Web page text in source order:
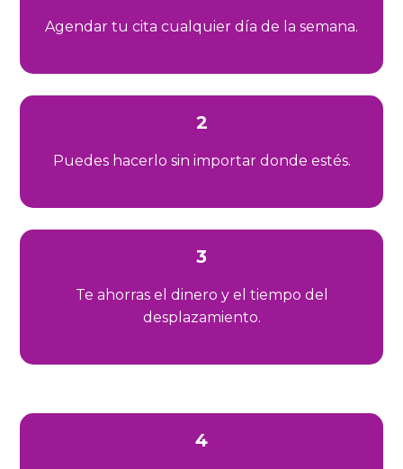
Agendar tu cita cualquier día de la semana.
2
Puedes hacerlo sin importar donde estés.
3
Te ahorras el dinero y el tiempo del
desplazamiento.
4